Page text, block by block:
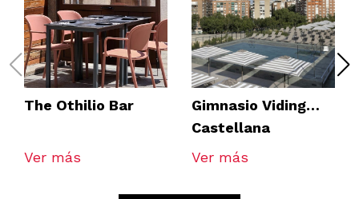
The Othilio Bar
Ver más
Gimnasio Viding
Castellana
Ver más